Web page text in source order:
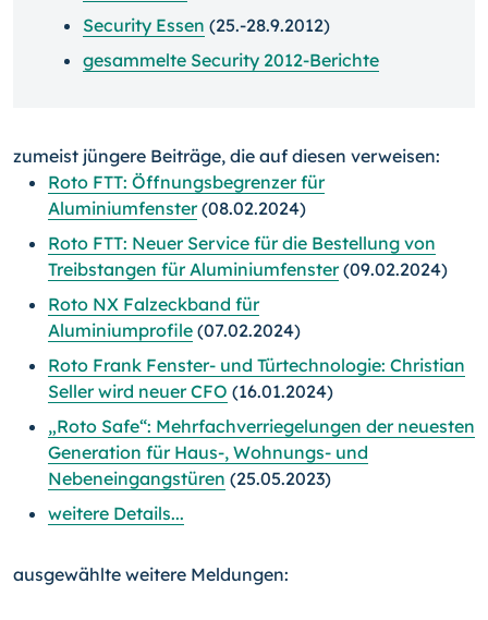
Security Essen (25.-28.9.2012)
gesammelte Security 2012-Berichte
zumeist jüngere Beiträge, die auf diesen verweisen:
Roto FTT: Öffnungsbegrenzer für
Aluminiumfenster(08.02.2024)
Roto FTT: Neuer Service für die Bestellung von
Treibstangen für Aluminiumfenster(09.02.2024)
Roto NX Falzeckband für
Aluminiumprofile (07.02.2024)
Roto Frank Fenster- und Türtechnologie: Christian
Seller wird neuer CFO (16.01.2024)
„Roto Safe“: Mehrfachverriegelungen der neuesten
Generation für Haus-, Wohnungs- und
Nebeneingangstüren (25.05.2023)
weitere Details...
ausgewählte weitere Meldungen: